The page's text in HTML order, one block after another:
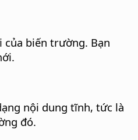
biến trường. Bạn
nội dung tĩnh, tức là
đó.